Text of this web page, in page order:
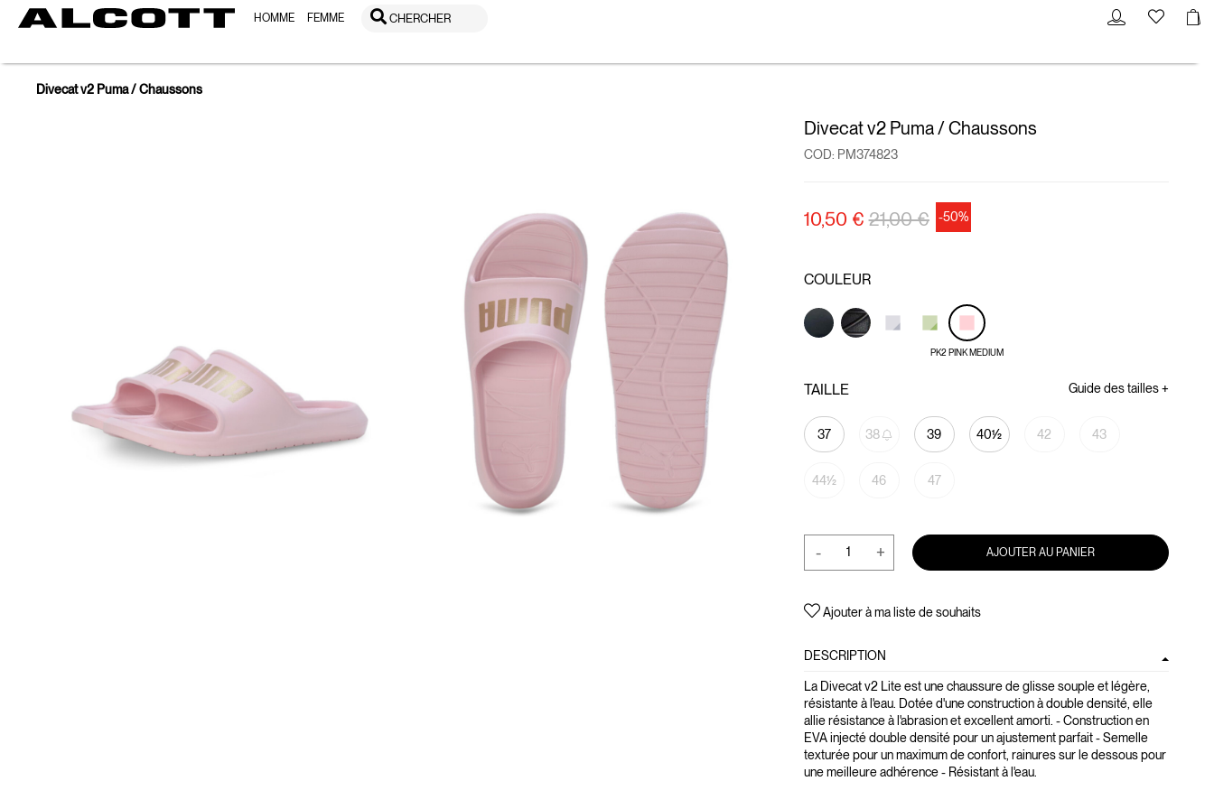
HOMME FEMME CHERCHER
Divecat v2 Puma / Chaussons
Divecat v2 Puma / Chaussons
COD: PM374823
10,50 €Prix réduit de
21,00 €à -50%
COULEUR
PK2 PINK MEDIUM
TAILLE
37 38 39 40½ 42 43
44½ 46 47
Guide des tailles +
- + AJOUTER AU PANIER
Ajouter à ma liste de souhaits
DESCRIPTION
La Divecat v2 Lite est une chaussure de glisse souple et légère,
résistante à l'eau. Dotée d'une construction à double densité, elle
allie résistance à l'abrasion et excellent amorti. - Construction en
EVA injecté double densité pour un ajustement parfait - Semelle
texturée pour un maximum de confort, rainures sur le dessous pour
une meilleure adhérence - Résistant à l'eau.